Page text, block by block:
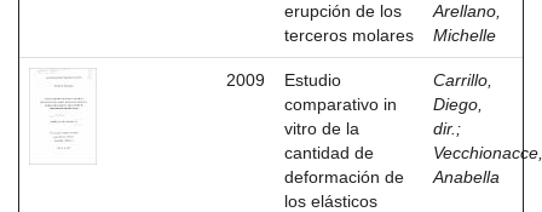
erupción de los
terceros molares
Arellano,
Michelle
2009
Estudio
comparativo in
vitro de la
cantidad de
deformación de
los elásticos
Carrillo,
Diego,
dir. ;
Vecchionacce,
Anabella